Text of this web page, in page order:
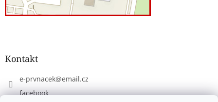
Kontakt
e-prvnacek@email.cz
facebook